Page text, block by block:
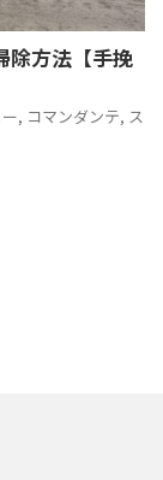
除方法【手挽
, コマンダンテ, ス